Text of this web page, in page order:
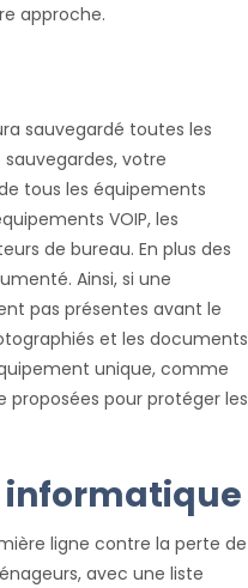
approche.
sauvegardé toutes les
votre
tous les équipements
VOIP, les
de bureau. En plus des
Ainsi, si une
pas présentes avant le
et les documents
unique, comme
proposées pour protéger les
informatique
ligne contre la perte de
avec une liste